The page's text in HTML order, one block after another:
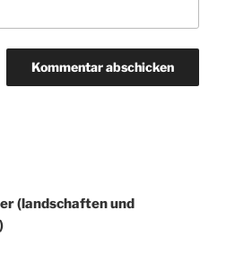
(landschaften und